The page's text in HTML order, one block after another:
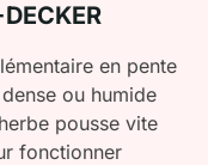
en pente
ou humide
pousse vite
fonctionner